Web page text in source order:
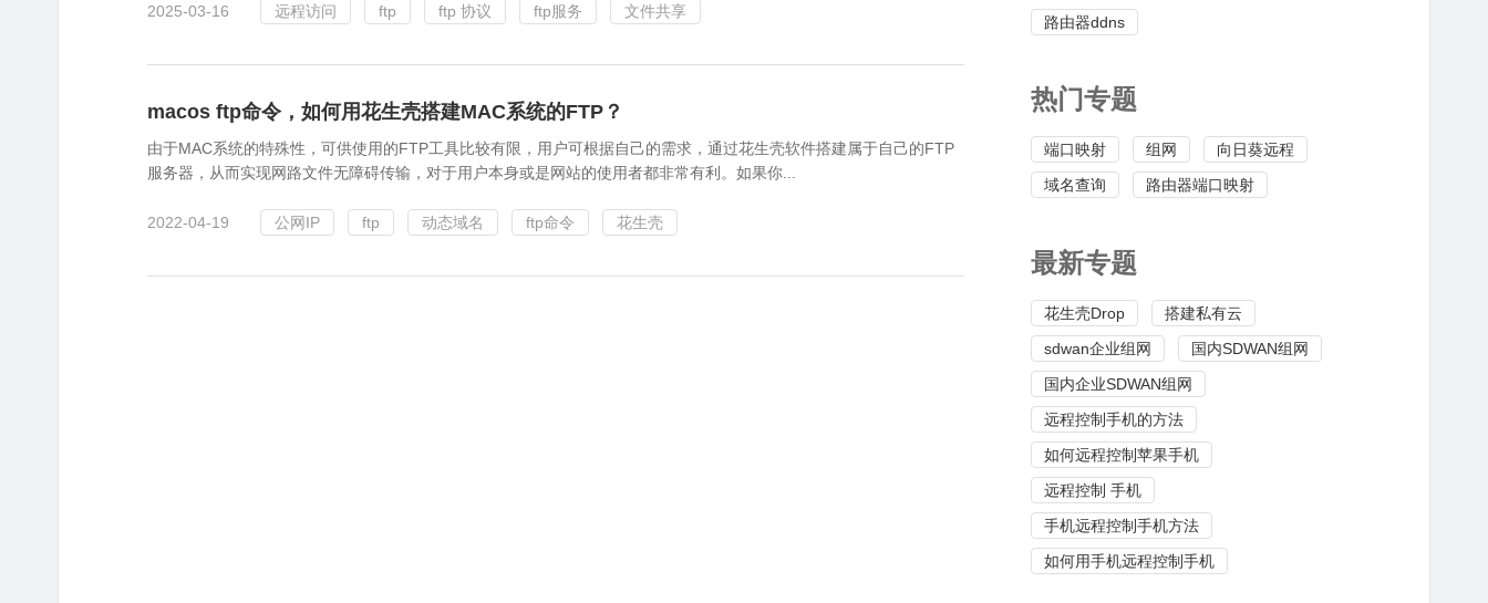
路由器ddns
热门专题
端口映射 组网
向日葵远程
域名查询
路由器端口映射
最新专题
花生壳Drop
搭建私有云
sdwan企业组网
国内SDWAN组网
国内企业SDWAN组网
远程控制手机的方法
如何远程控制苹果手机
远程控制 手机
手机远程控制手机方法
如何用手机远程控制手机
2025-03-16 远程访问 ftp ftp 协议 ftp服务 文件共享
macos ftp命令，如何用花生壳搭建MAC系统的FTP？
由于MAC系统的特殊性，可供使用的FTP工具比较有限，用户可根据自己的需求，通过花生壳软件搭建属于自己的FTP
服务器，从而实现网路文件无障碍传输，对于用户本身或是网站的使用者都非常有利。如果你...
2022-04-19 公网IP ftp 动态域名 ftp命令 花生壳